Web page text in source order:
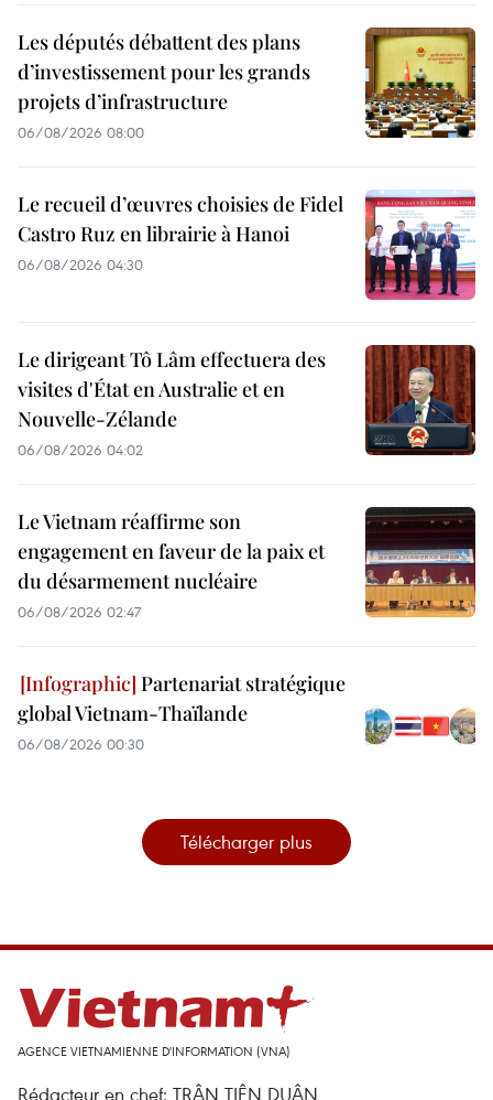
Les députés débattent des plans
d’investissement pour les grands
projets d’infrastructure
06/08/2026 08:00
Le recueil d’œuvres choisies de Fidel
Castro Ruz en librairie à Hanoi
06/08/2026 04:30
Le dirigeant Tô Lâm effectuera des
visites d'État en Australie et en
Nouvelle-Zélande
06/08/2026 04:02
Le Vietnam réaffirme son
engagement en faveur de la paix et
du désarmement nucléaire
06/08/2026 02:47
Partenariat stratégique
global Vietnam-Thaïlande
06/08/2026 00:30
Télécharger plus
AGENCE VIETNAMIENNE D'INFORMATION (VNA)
Rédacteur en chef: TRÂN TIÊN DUÂN